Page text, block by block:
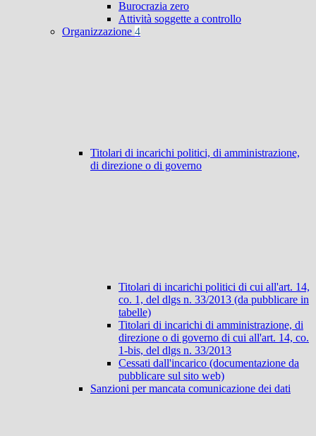
Burocrazia zero
Attività soggette a controllo
Organizzazione 4
Titolari di incarichi politici, di amministrazione,
di direzione o di governo
Titolari di incarichi politici di cui all'art. 14,
co. 1, del dlgs n. 33/2013 (da pubblicare in
tabelle)
Titolari di incarichi di amministrazione, di
direzione o di governo di cui all'art. 14, co.
1-bis, del dlgs n. 33/2013
Cessati dall'incarico (documentazione da
pubblicare sul sito web)
Sanzioni per mancata comunicazione dei dati